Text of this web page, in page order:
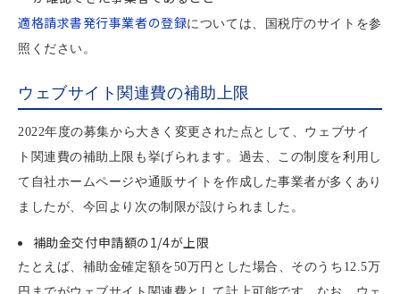
適格請求書発行事業者の登録については、国税庁のサイトを参
照ください。
ウェブサイト関連費の補助上限
2022年度の募集から大きく変更された点として、ウェブサイ
ト関連費の補助上限も挙げられます。過去、この制度を利用し
て自社ホームページや通販サイトを作成した事業者が多くあり
ましたが、今回より次の制限が設けられました。
補助金交付申請額の1/4が上限
たとえば、補助金確定額を50万円とした場合、そのうち12.5万